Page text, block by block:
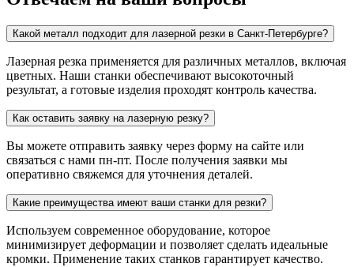
Какой металл подходит для лазерной резки в Санкт-Петербурге?
Лазерная резка применяется для различных металлов, включая
цветных. Наши станки обеспечивают высокоточный
результат, а готовые изделия проходят контроль качества.
Как оставить заявку на лазерную резку?
Вы можете отправить заявку через форму на сайте или
связаться с нами пн-пт. После получения заявки мы
оперативно свяжемся для уточнения деталей.
Какие преимущества имеют ваши станки для резки?
Используем современное оборудование, которое
минимизирует деформации и позволяет сделать идеальные
кромки. Применение таких станков гарантирует качество.